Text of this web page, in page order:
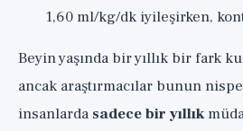
1,60 ml/kg/dk iyileşirken,
Beyin yaşında bir yıllık bir fark
ancak araştırmacılar bunun
insanlarda sadece bir yıllık